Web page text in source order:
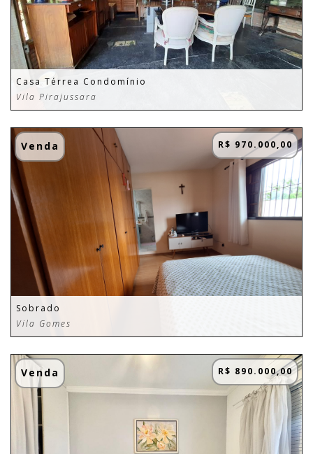
Casa Térrea Condomínio
Vila Pirajussara
Venda R$ 970.000,00
Sobrado
Vila Gomes
Venda R$ 890.000,00